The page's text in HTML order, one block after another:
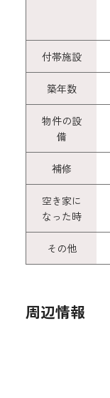
付帯施設
築年数
物件の設
備
補修
空き家に
なった時
その他
周辺情報